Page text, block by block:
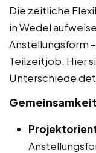
Die zeitliche
in Wedel
Anstellungsform
Teilzeitjob. Hier
Unterschiede